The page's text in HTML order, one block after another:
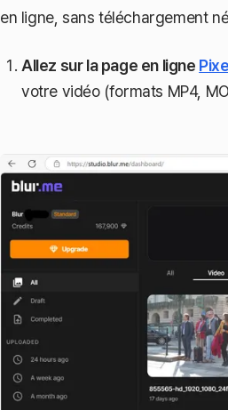
en ligne, sans téléchargement
Allez sur la page en ligne
votre vidéo (formats MP4,